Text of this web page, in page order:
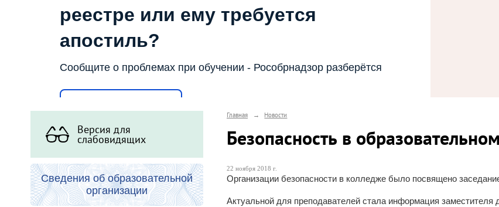
реестре или ему требуется
апостиль?
Сообщите о проблемах при обучении - Рособрнадзор разберётся
Версия для
слабовидящих
Сведения об образовательной
организации
Главная → Новости
Безопасность в
22 ноября 2018 г.
Организации безопасности в колледже было посвящено
Актуальной для преподавателей стала информация заместителя